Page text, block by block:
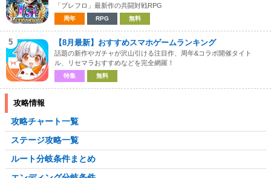
「ブレフロ」最新作の共闘対戦RPG
周年 RPG 無料
5 【8月最新】おすすめスマホゲームランキング
話題の新作やガチャが沢山引ける注目作、周年&コラボ開催タイト
ル、リセマラおすすめなどを完全網羅！
特集 無料
攻略情報
攻略チャート一覧
ステージ攻略一覧
ルート分岐条件まとめ